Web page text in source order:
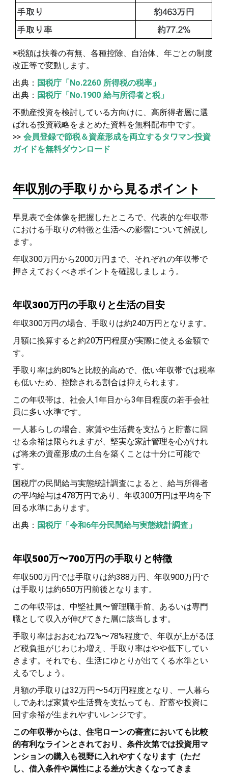
※税額は扶養の有無、各種控除、自治体、年ごとの制度
改正等で変動します。
出典： 国税庁「No.2260 所得税の税率」
出典： 国税庁「No.1900 給与所得者と税」
不動産投資を検討している方向けに、高所得者層に選
ばれる投資戦略をまとめた資料を無料配布中です。
>> 会員登録で節税＆資産形成を両立するタワマン投資
ガイドを無料ダウンロード
年収別の手取りから見るポイント
早見表で全体像を把握したところで、代表的な年収帯
における手取りの特徴と生活への影響について解説し
ます。
年収300万円から2000万円まで、それぞれの年収帯で
押さえておくべきポイントを確認しましょう。
年収300万円の手取りと生活の目安
年収300万円の場合、手取りは約240万円となります。
月額に換算すると約20万円程度が実際に使える金額で
す。
手取り率は約80%と比較的高めで、低い年収帯では税率
も低いため、控除される割合は抑えられます。
この年収帯は、社会人1年目から3年目程度の若手会社
員に多い水準です。
一人暮らしの場合、家賃や生活費を支払うと貯蓄に回
せる余裕は限られますが、堅実な家計管理を心がけれ
ば将来の資産形成の土台を築くことは十分に可能で
す。
国税庁の民間給与実態統計調査によると、給与所得者
の平均給与は478万円であり、年収300万円は平均を下
回る水準にあります。
出典： 国税庁「令和6年分民間給与実態統計調査」
年収500万〜700万円の手取りと特徴
年収500万円では手取りは約388万円、年収900万円で
は手取りは約650万円前後となります。
この年収帯は、中堅社員〜管理職手前、あるいは専門
職として収入が伸びてきた層に該当します。
手取り率はおおむね72%〜78%程度で、年収が上がるほ
ど税負担がじわじわ増え、手取り率はやや低下してい
きます。それでも、生活にゆとりが出てくる水準とい
えるでしょう。
月額の手取りは32万円〜54万円程度となり、一人暮ら
しであれば家賃や生活費を支払っても、貯蓄や投資に
回す余裕が生まれやすいレンジです。
この年収帯からは、住宅ローンの審査においても比較
的有利なラインとされており、条件次第では投資用マ
ンションの購入も視野に入れやすくなります（ただ
し、借入条件や属性による差が大きくなってきま